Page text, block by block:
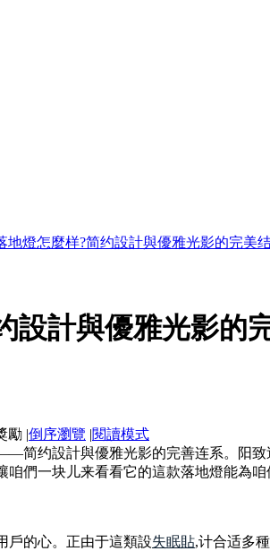
地燈怎麼样?简约設計與優雅光影的完美
設計與優雅光影的
|倒序瀏覽 |閱讀模式
简约設計與優雅光影的完善连系。阳
們一块儿来看看它的這款落地燈能為咱
戶的心。正由于這類設失眠貼,计合适多